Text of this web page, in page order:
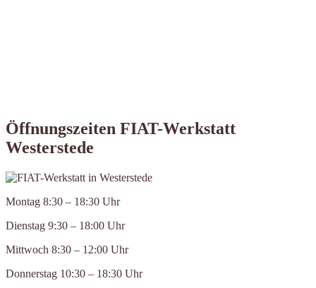
Öffnungszeiten FIAT-Werkstatt
Westerstede
Montag 8:30 – 18:30 Uhr
Dienstag 9:30 – 18:00 Uhr
Mittwoch 8:30 – 12:00 Uhr
Donnerstag 10:30 – 18:30 Uhr